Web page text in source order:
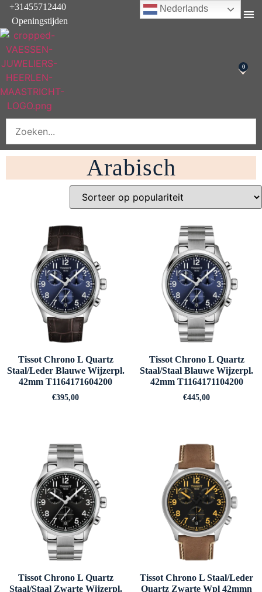
+31455712440
Openingstijden
0
Arabisch
Tissot Chrono L Quartz
Staal/Leder Blauwe Wijzerpl.
42mm T1164171604200
€395,00
Tissot Chrono L Quartz
Staal/Staal Blauwe Wijzerpl.
42mm T1164171104200
€445,00
Tissot Chrono L Quartz
Staal/Staal Zwarte Wijzerpl.
Tissot Chrono L Staal/Leder
Quartz Zwarte Wpl 42mmn
Nederlands